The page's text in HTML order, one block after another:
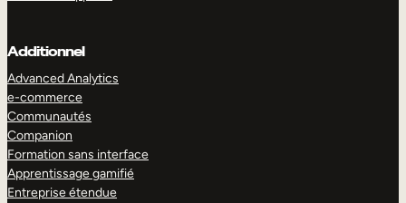
Additionnel
Advanced Analytics
e-commerce
Communautés
Companion
Formation sans interface
Apprentissage gamifié
Entreprise étendue